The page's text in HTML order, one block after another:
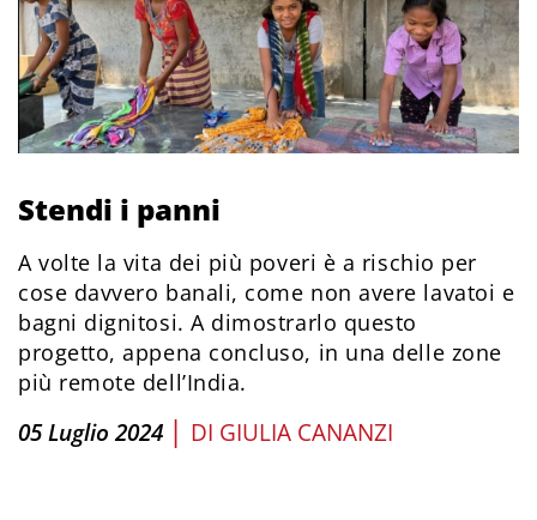
Stendi i panni
A volte la vita dei più poveri è a rischio per
cose davvero banali, come non avere lavatoi e
bagni dignitosi. A dimostrarlo questo
progetto, appena concluso, in una delle zone
più remote dell’India.
05 Luglio 2024 | DI GIULIA CANANZI